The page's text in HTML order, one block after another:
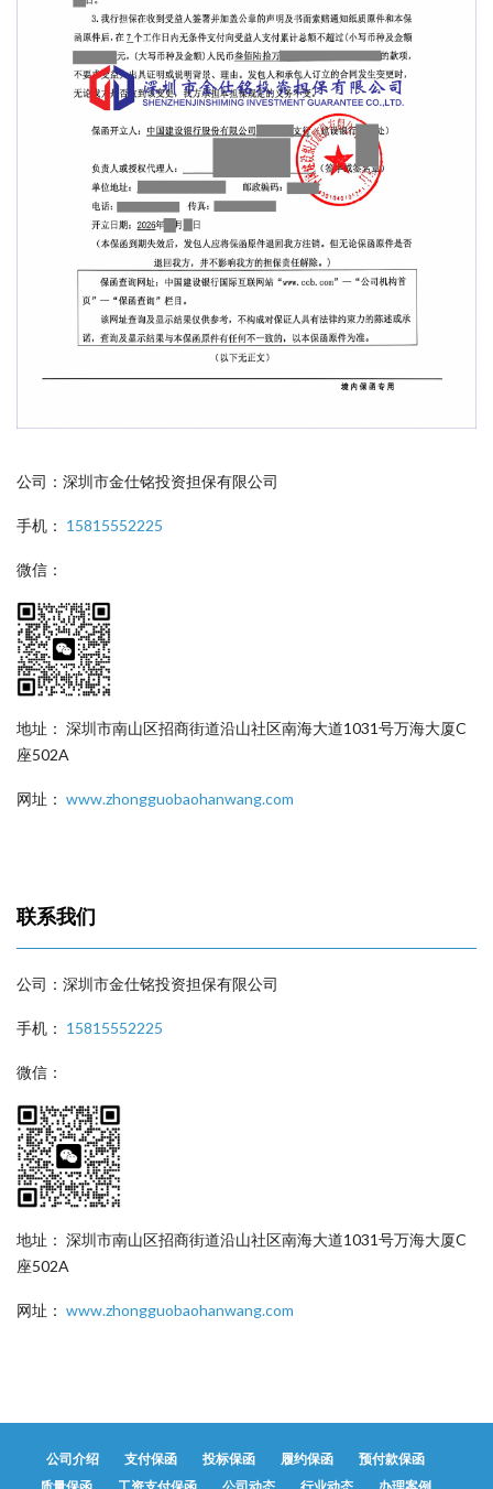
公司：深圳市金仕铭投资担保有限公司
手机： 15815552225
微信：
地址： 深圳市南山区招商街道沿山社区南海大道1031号万海大厦C
座502A
网址： www.zhongguobaohanwang.com
联系我们
公司：深圳市金仕铭投资担保有限公司
手机： 15815552225
微信：
地址： 深圳市南山区招商街道沿山社区南海大道1031号万海大厦C
座502A
网址： www.zhongguobaohanwang.com
公司介绍 支付保函 投标保函 履约保函
预付款保函